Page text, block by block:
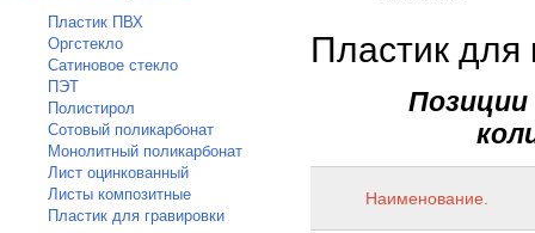
Пластик ПВХ
Оргстекло
Сатиновое стекло
ПЭТ
Полистирол
Сотовый поликарбонат
Монолитный поликарбонат
Лист оцинкованный
Листы композитные
Пластик для гравировки
Пластик для
Наименование.